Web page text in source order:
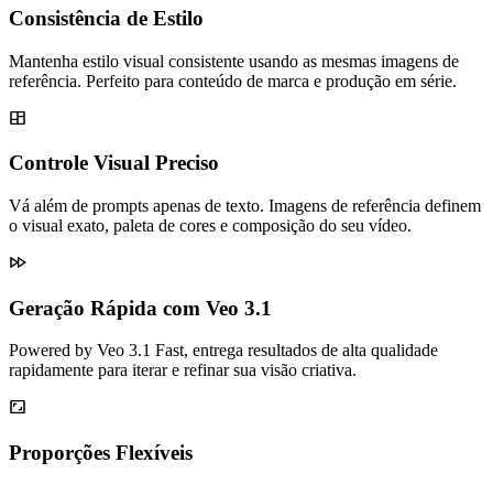
Consistência de Estilo
Mantenha estilo visual consistente usando as mesmas imagens de
referência. Perfeito para conteúdo de marca e produção em série.
Controle Visual Preciso
Vá além de prompts apenas de texto. Imagens de referência definem
o visual exato, paleta de cores e composição do seu vídeo.
Geração Rápida com Veo 3.1
Powered by Veo 3.1 Fast, entrega resultados de alta qualidade
rapidamente para iterar e refinar sua visão criativa.
Proporções Flexíveis